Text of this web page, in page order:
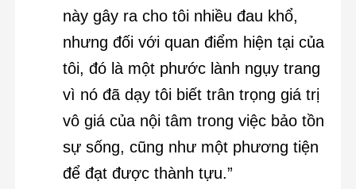
này gây ra cho tôi nhiều đau khổ,
nhưng đối với quan điểm hiện tại của
tôi, đó là một phước lành ngụy trang
vì nó đã dạy tôi biết trân trọng giá trị
vô giá của nội tâm trong việc bảo tồn
sự sống, cũng như một phương tiện
để đạt được thành tựu.”